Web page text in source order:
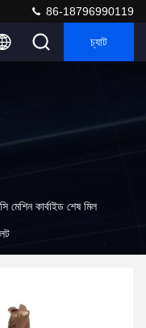
86-18796990119
চ্যাট
মেশিন কার্বাইড শেষ মিল